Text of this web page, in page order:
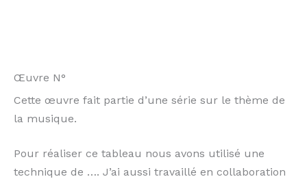
Œuvre N°
Cette œuvre fait partie d’une série sur le thème de
la musique.
Pour réaliser ce tableau nous avons utilisé une
technique de …. J’ai aussi travaillé en collaboration